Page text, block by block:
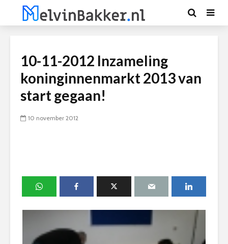
10-11-2012 Inzameling
koninginnenmarkt 2013 van
start gegaan!
10 november 2012